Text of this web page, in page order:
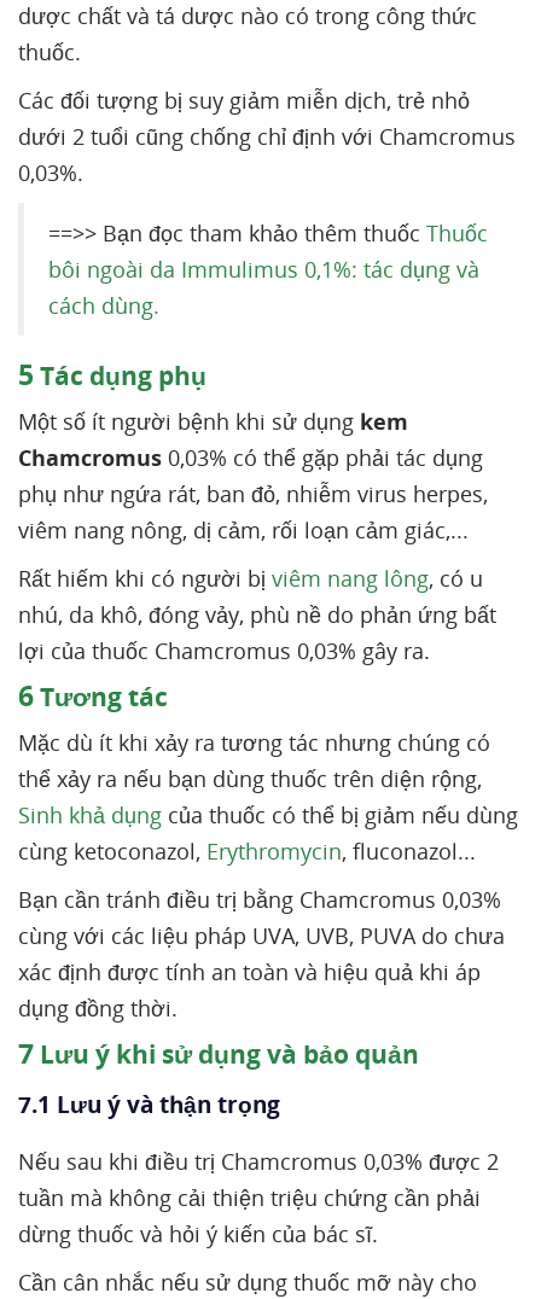
dược chất và tá dược nào có trong công thức
thuốc.
Các đối tượng bị suy giảm miễn dịch, trẻ nhỏ
dưới 2 tuổi cũng chống chỉ định với Chamcromus
0,03%.
==>> Bạn đọc tham khảo thêm thuốc Thuốc
bôi ngoài da Immulimus 0,1%: tác dụng và
cách dùng.
5 Tác dụng phụ
Một số ít người bệnh khi sử dụng kem
Chamcromus 0,03% có thể gặp phải tác dụng
phụ như ngứa rát, ban đỏ, nhiễm virus herpes,
viêm nang nông, dị cảm, rối loạn cảm giác,...
Rất hiếm khi có người bị viêm nang lông, có u
nhú, da khô, đóng vảy, phù nề do phản ứng bất
lợi của thuốc Chamcromus 0,03% gây ra.
6Tương tác
Mặc dù ít khi xảy ra tương tác nhưng chúng có
thể xảy ra nếu bạn dùng thuốc trên diện rộng,
Sinh khả dụng của thuốc có thể bị giảm nếu dùng
cùng ketoconazol, Erythromycin, fluconazol...
Bạn cần tránh điều trị bằng Chamcromus 0,03%
cùng với các liệu pháp UVA, UVB, PUVA do chưa
xác định được tính an toàn và hiệu quả khi áp
dụng đồng thời.
7 Lưu ý khi sử dụng và bảo quản
7.1 Lưu ý và thận trọng
Nếu sau khi điều trị Chamcromus 0,03% được 2
tuần mà không cải thiện triệu chứng cần phải
dừng thuốc và hỏi ý kiến của bác sĩ.
Cần cân nhắc nếu sử dụng thuốc mỡ này cho